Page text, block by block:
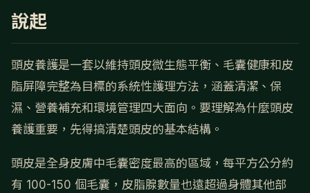
說起
頭皮養護是一套以維持頭皮微生態平衡、毛囊健康和皮
脂屏障完整為目標的系統性護理方法，涵蓋清潔、保
濕、營養補充和環境管理四大面向。要理解為什麼頭皮
養護重要，先得搞清楚頭皮的基本結構。
頭皮是全身皮膚中毛囊密度最高的區域，每平方公分約
有 100-150 個毛囊，皮脂腺數量也遠超過身體其他部